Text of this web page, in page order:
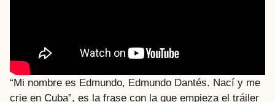
“Mi nombre es Edmundo, Edmundo Dantés. Nací y me
crie en Cuba”, es la frase con la que empieza el tráiler